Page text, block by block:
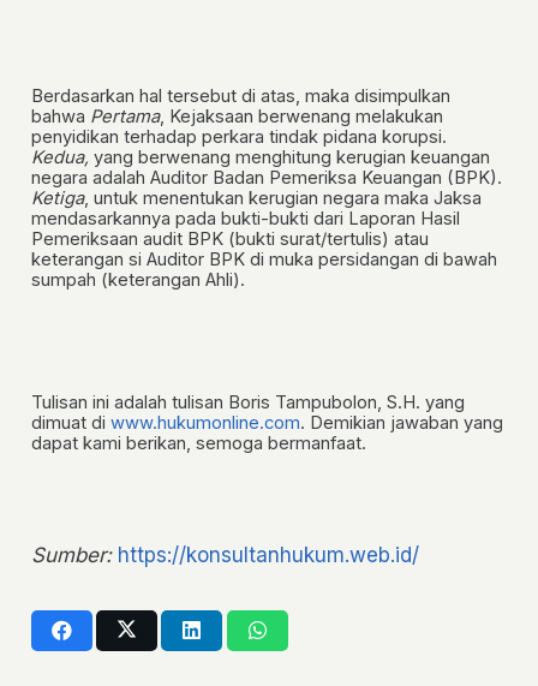
Berdasarkan hal tersebut di atas, maka disimpulkan
bahwa Pertama, Kejaksaan berwenang melakukan
penyidikan terhadap perkara tindak pidana korupsi.
Kedua,yang berwenang menghitung kerugian keuangan
negara adalah Auditor Badan Pemeriksa Keuangan (BPK).
Ketiga, untuk menentukan kerugian negara maka Jaksa
mendasarkannya pada bukti-bukti dari Laporan Hasil
Pemeriksaan audit BPK (bukti surat/tertulis) atau
keterangan si Auditor BPK di muka persidangan di bawah
sumpah (keterangan Ahli).
Tulisan ini adalah tulisan Boris Tampubolon, S.H. yang
dimuat di www.hukumonline.com. Demikian jawaban yang
dapat kami berikan, semoga bermanfaat.
Sumber: https://konsultanhukum.web.id/